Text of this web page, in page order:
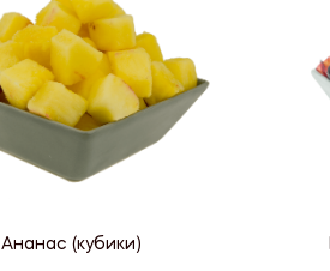
Ананас (кубики)